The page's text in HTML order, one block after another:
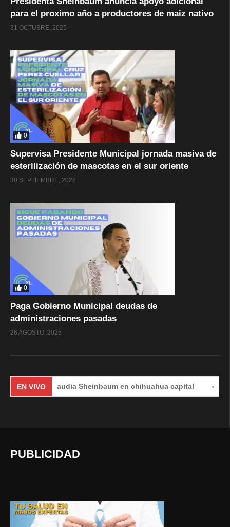
para el proximo año a productores de maiz nativo
31 OCTUBRE, 2025
0
Supervisa Presidente Municipal jornada masiva de
esterilización de mascotas en el sur oriente
30 SEPTIEMBRE, 2025
0
Paga Gobierno Municipal deudas de
administraciones pasadas
26 AGOSTO, 2025
EN VIVO
Claudia Sheinbaum en chihuahua capital
PUBLICIDAD